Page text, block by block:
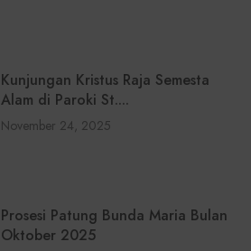
Kunjungan Kristus Raja Semesta
Alam di Paroki St....
November 24, 2025
Prosesi Patung Bunda Maria Bulan
Oktober 2025